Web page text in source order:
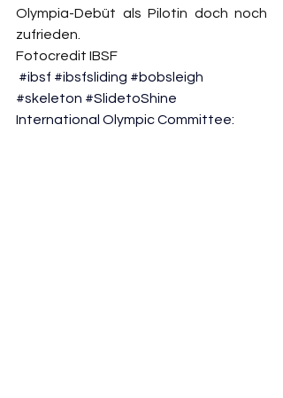
Olympia-Debüt als Pilotin doch noch
zufrieden.
Fotocredit IBSF
#ibsf #ibsfsliding #bobsleigh
#skeleton #SlidetoShine
International Olympic Committee: